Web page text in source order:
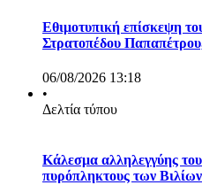
Εθιμοτυπική επίσκεψη
Στρατοπέδου
06/08/2026 13:18
•
Δελτία τύπου
Κάλεσμα αλληλεγγύης
πυρόπληκτους των Βιλίων